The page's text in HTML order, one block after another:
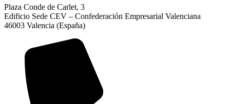
Plaza Conde de Carlet, 3
Edificio Sede CEV – Confederación Empresarial Valenciana
46003 Valencia (España)